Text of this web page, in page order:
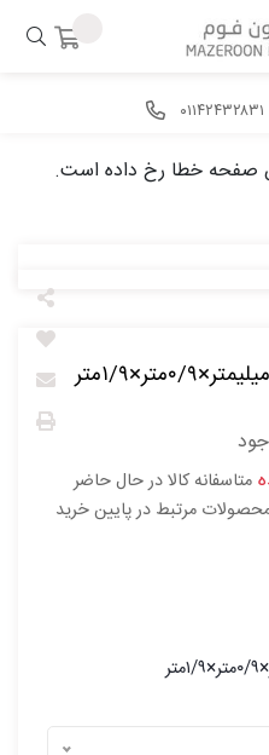
۰۱۱۴۲۴۳۲۸۳۱
صفحه خطا رخ داده است.
متاسفانه کالا در حال حاضر
مرتبط در پایین خرید